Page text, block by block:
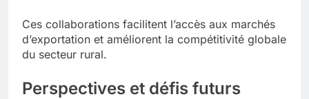
Ces collaborations facilitent l’accès aux marchés
d’exportation et améliorent la compétitivité globale
du secteur rural.
Perspectives et défis futurs